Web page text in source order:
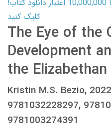
کارت اعتباری کتاب دانلود با 10,000,000 اعتبار دانلود کتاب!
کلیک کنید
The Eye of the
Development
the
Kristin M.S. Bezio,
9781032228297,
9781003274391